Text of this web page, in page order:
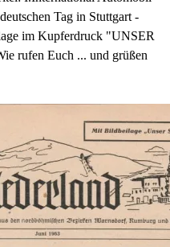
Tag in Stuttgart -
im Kupferdruck "UNSER
rufen Euch ... und grüßen